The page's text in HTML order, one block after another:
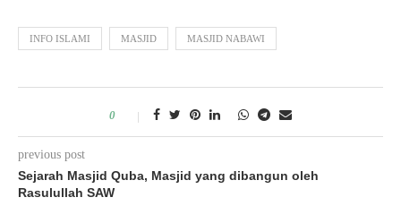
INFO ISLAMI MASJID MASJID NABAWI
0
previous post
Sejarah Masjid Quba, Masjid yang dibangun oleh
Rasulullah SAW